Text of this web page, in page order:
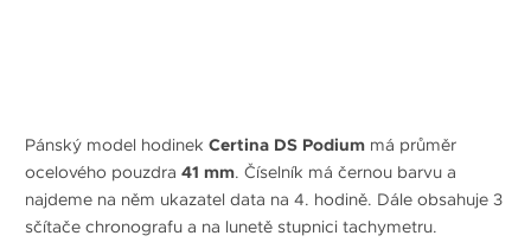
Pánský model hodinek Certina DS Podium má průměr
ocelového pouzdra 41 mm. Číselník má černou barvu a
najdeme na něm ukazatel data na 4. hodině. Dále obsahuje 3
sčítače chronografu a na lunetě stupnici tachymetru.